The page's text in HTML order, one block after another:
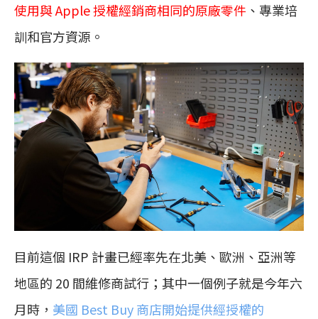
使用與 Apple 授權經銷商相同的原廠零件 、專業培
訓和官方資源。
目前這個 IRP 計畫已經率先在北美、歐洲、亞洲等
地區的 20 間維修商試行；其中一個例子就是今年六
月時， 美國 Best Buy 商店開始提供經授權的